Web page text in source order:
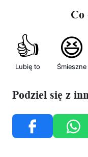
Co
👍
Lubię to
😆
Śmieszne
Podziel się z